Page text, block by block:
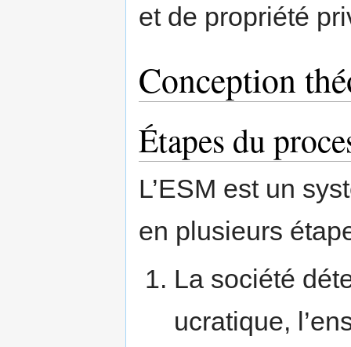
et de propriété
Conception
Étapes du
L’ESM est un
en plusieurs
La société
ucratique,